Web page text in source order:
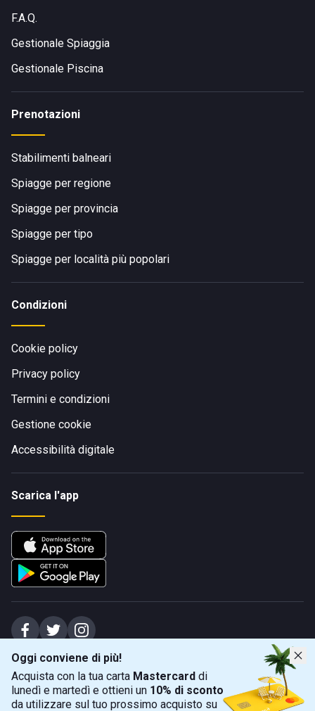
Oggi conviene di più!
Acquista con la tua carta Mastercard di
lunedì e martedì e ottieni un 10% di sconto
da utilizzare sul tuo prossimo acquisto su
F.A.Q.
Gestionale Spiaggia
Gestionale Piscina
Prenotazioni
Stabilimenti balneari
Spiagge per regione
Spiagge per provincia
Spiagge per tipo
Spiagge per località più popolari
Condizioni
Cookie policy
Privacy policy
Termini e condizioni
Gestione cookie
Accessibilità digitale
Scarica l'app
Spiagge Srl - Sede legale: Via Marecchiese 48, 47923 Rimini (RN), IT -
capitale sociale Euro 31245,57 - Iscritta al registro delle imprese di Rimini
Sede operativa: Via Flaminia 180, 47924 Rimini (RN), IT
+39 0541 772375
info@spiagge.it - p.i./c.f. 04536640404